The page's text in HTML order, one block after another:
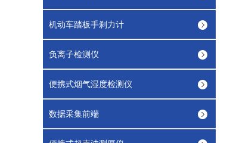
机动车踏板手刹力计
负离子检测仪
便携式烟气湿度检测仪
数据采集前端